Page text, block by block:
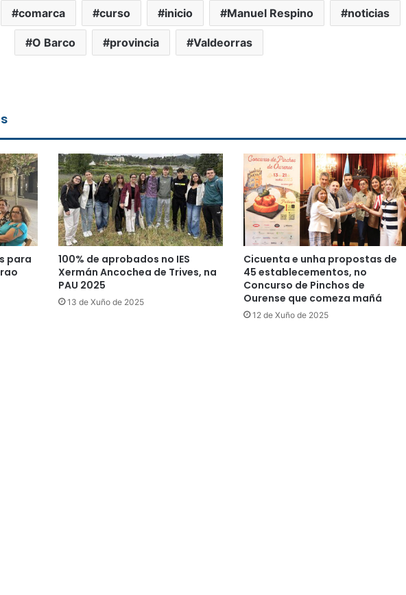
comarca curso inicio Manuel Respino noticias
O Barco provincia Valdeorras
para
100% de aprobados no IES
Xermán Ancochea de Trives, na
PAU 2025
13 de Xuño de 2025
Cicuenta e unha propostas de
45 establecementos, no
Concurso de Pinchos de
Ourense que comeza mañá
12 de Xuño de 2025